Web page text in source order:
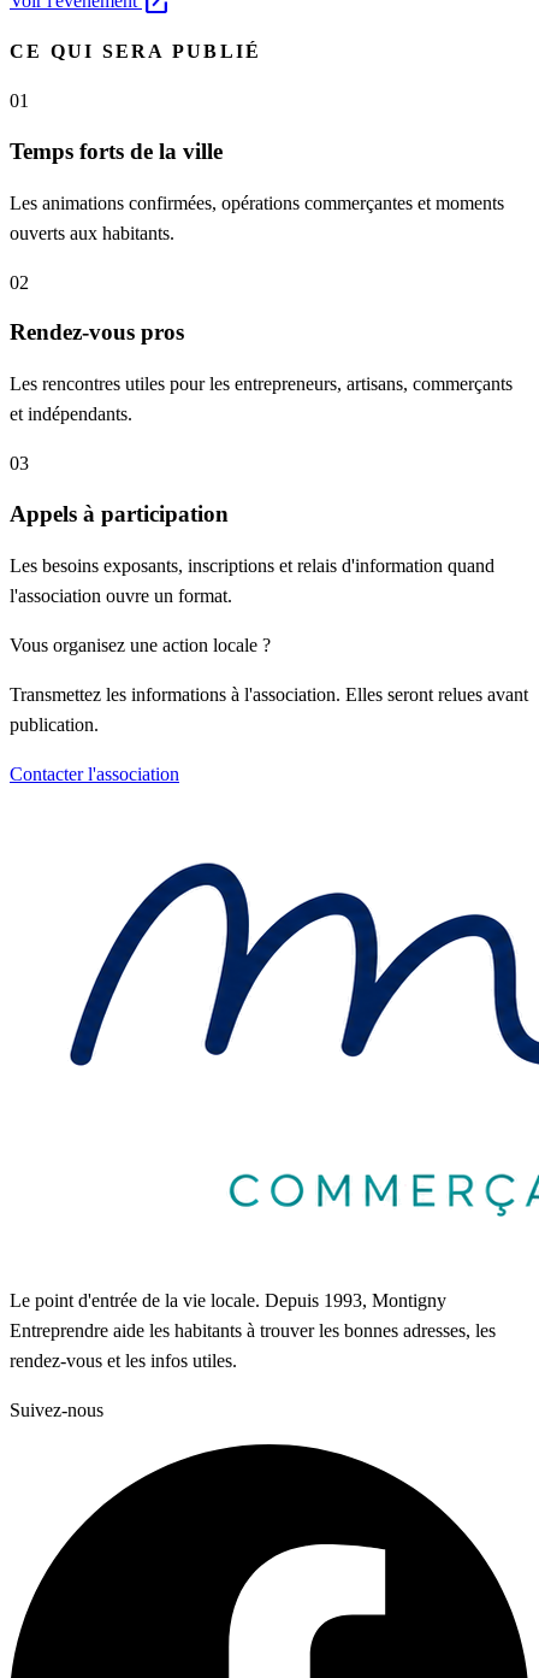
CE QUI SERA PUBLIÉ
01
Temps forts de la ville
Les animations confirmées, opérations commerçantes et moments
ouverts aux habitants.
02
Rendez-vous pros
Les rencontres utiles pour les entrepreneurs, artisans, commerçants
et indépendants.
03
Appels à participation
Les besoins exposants, inscriptions et relais d'information quand
l'association ouvre un format.
Vous organisez une action locale ?
Transmettez les informations à l'association. Elles seront relues avant
publication.
Contacter l'association
Le point d'entrée de la vie locale. Depuis 1993, Montigny
Entreprendre aide les habitants à trouver les bonnes adresses, les
rendez-vous et les infos utiles.
Suivez-nous